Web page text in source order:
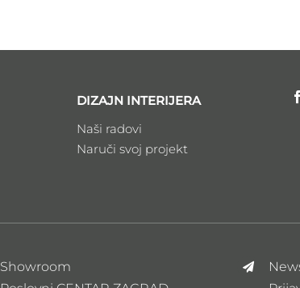
DIZAJN INTERIJERA
Naši radovi
Naruči svoj projekt
Showroom